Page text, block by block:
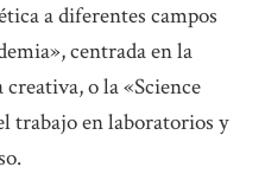
a diferentes campos
centrada en la
o la «Science
trabajo en laboratorios y